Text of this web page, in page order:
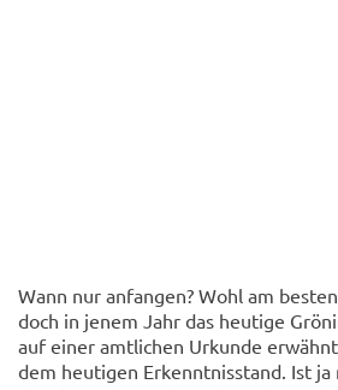
Wann nur anfangen? Wohl am
doch in jenem Jahr das heutige
auf einer amtlichen Urkunde
dem heutigen Erkenntnisstand. Ist ja